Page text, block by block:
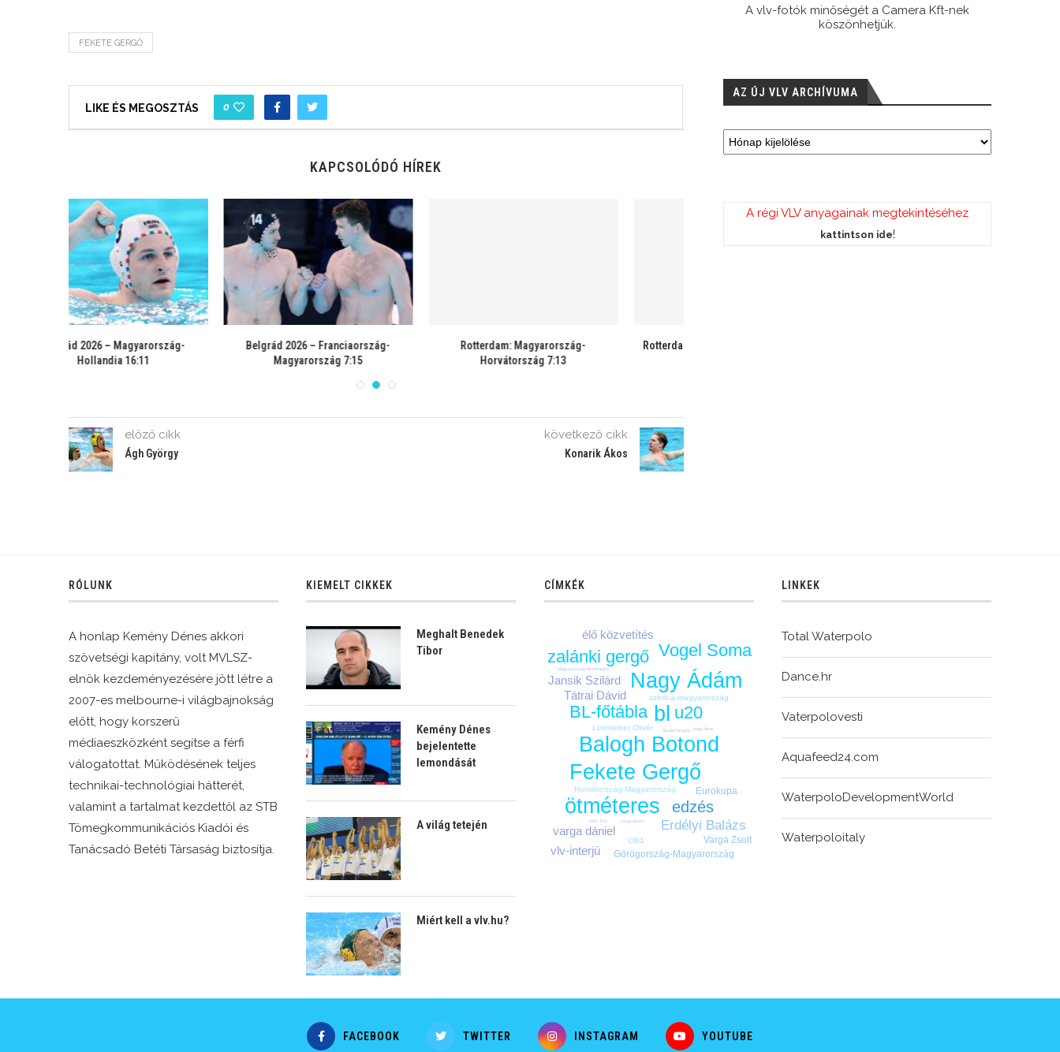
FEKETE GERGŐ
LIKE ÉS MEGOSZTÁS 0
KAPCSOLÓDÓ HÍREK
Rotterdam: Magyarország-
Horvátország 7:13
Rotterdam: Hollandia-Magyarország
Eb-felkészülés – folytatódtak az “olasz
napok”
előző cikk
Ágh György
következő cikk
Konarik Ákos
A vlv-fotók minőségét a Camera Kft-nek
köszönhetjük.
AZ ÚJ VLV ARCHÍVUMA
A régi VLV anyagainak megtekintéséhez
kattintson ide!
RÓLUNK
A honlap Kemény Dénes akkori
szövetségi kapitány, volt MVLSZ-
elnök kezdeményezésére jött létre a
2007-es melbourne-i világbajnokság
előtt, hogy korszerű
médiaeszközként segítse a férfi
válogatottat. Működésének teljes
technikai-technológiai hátterét,
valamint a tartalmat kezdettől az STB
Tömegkommunikációs Kiadói és
Tanácsadó Betéti Társaság biztosítja.
KIEMELT CIKKEK
Meghalt Benedek
Tibor
Kemény Dénes
bejelentette
lemondását
A világ tetején
Miért kell a vlv.hu?
CÍMKÉK
Balogh Botond
bl
Fekete Gergő
Nagy Ádám
ötméteres
BL-főtábla u20
Vogel Soma
zalánki gergő
edzés
Erdélyi Balázs
Jansik Szilárd
Tátrai Dávid
varga dániel
vlv-interjú
élő közvetítés
Eurokupa
Görögország-Magyarország
Varga Zsolt
Horvátország-Magyarország
Leinweber Olivér
OB1
szerbia-magyarország
Burián Gergely
Magyarország-Montenegró
Nagy Ákos
OSC-FTC varga dénes
LINKEK
Total Waterpolo
Dance.hr
Vaterpolovesti
Aquafeed24.com
WaterpoloDevelopmentWorld
Waterpoloitaly
FACEBOOK TWITTER INSTAGRAM YOUTUBE